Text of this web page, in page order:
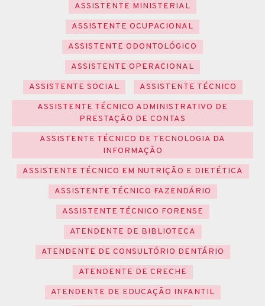
ASSISTENTE MINISTERIAL
ASSISTENTE OCUPACIONAL
ASSISTENTE ODONTOLÓGICO
ASSISTENTE OPERACIONAL
ASSISTENTE SOCIAL
ASSISTENTE TÉCNICO
ASSISTENTE TÉCNICO ADMINISTRATIVO DE
PRESTAÇÃO DE CONTAS
ASSISTENTE TÉCNICO DE TECNOLOGIA DA
INFORMAÇÃO
ASSISTENTE TÉCNICO EM NUTRIÇÃO E DIETÉTICA
ASSISTENTE TÉCNICO FAZENDÁRIO
ASSISTENTE TÉCNICO FORENSE
ATENDENTE DE BIBLIOTECA
ATENDENTE DE CONSULTÓRIO DENTÁRIO
ATENDENTE DE CRECHE
ATENDENTE DE EDUCAÇÃO INFANTIL